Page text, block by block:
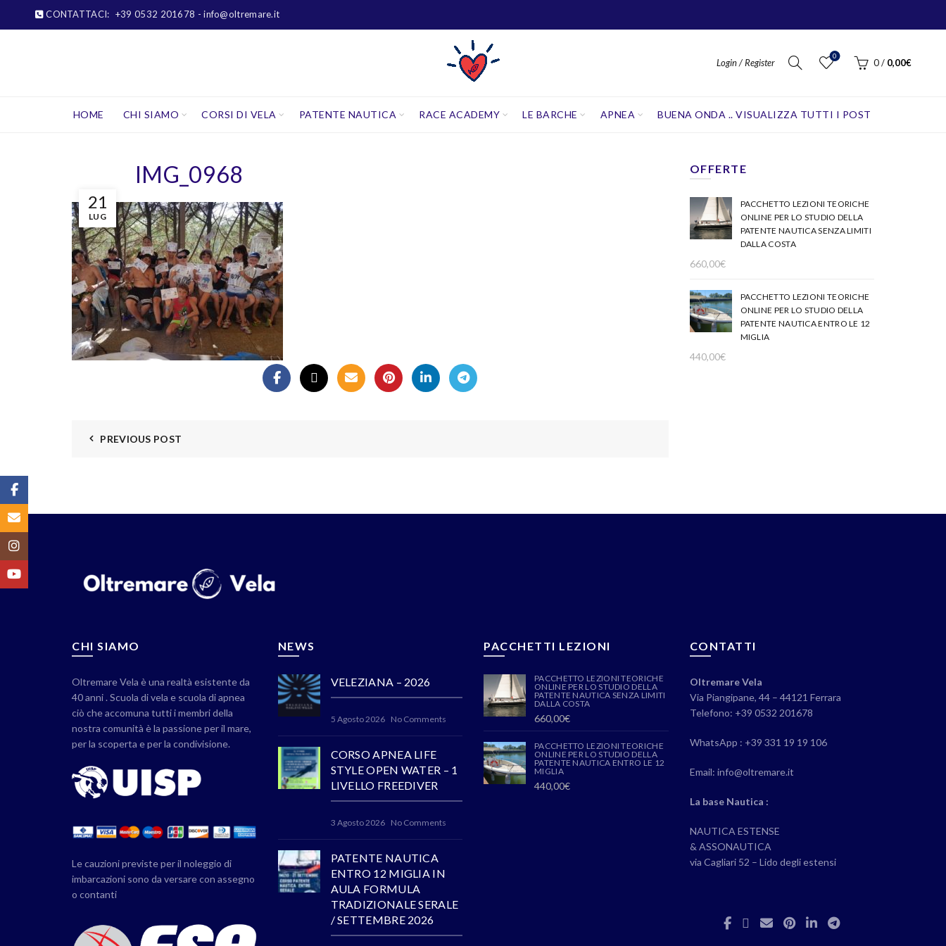
CONTATTACI: +39 0532 201678 - info@oltremare.it
Login / Register
0
0 / 0,00€
HOME CHI SIAMO CORSI DI VELA PATENTE NAUTICA RACE ACADEMY LE BARCHE APNEA BUENA ONDA .. VISUALIZZA TUTTI I POST
21
LUG
IMG_0968
PREVIOUS POST
OFFERTE
PACCHETTO LEZIONI TEORICHE
ONLINE PER LO STUDIO DELLA
PATENTE NAUTICA SENZA LIMITI
DALLA COSTA
660,00€
PACCHETTO LEZIONI TEORICHE
ONLINE PER LO STUDIO DELLA
PATENTE NAUTICA ENTRO LE 12
MIGLIA
440,00€
CHI SIAMO
Oltremare Vela è una realtà esistente da
40 anni . Scuola di vela e scuola di apnea
ciò che accomuna tutti i membri della
nostra comunità è la passione per il mare,
per la scoperta e per la condivisione.
Le cauzioni previste per il noleggio di
imbarcazioni sono da versare con assegno
o contanti
NEWS
VELEZIANA – 2026
5 Agosto 2026 No Comments
CORSO APNEA LIFE
STYLE OPEN WATER – 1
LIVELLO FREEDIVER
3 Agosto 2026 No Comments
PATENTE NAUTICA
ENTRO 12 MIGLIA IN
AULA FORMULA
TRADIZIONALE SERALE
/ SETTEMBRE 2026
PACCHETTI LEZIONI
PACCHETTO LEZIONI TEORICHE
ONLINE PER LO STUDIO DELLA
PATENTE NAUTICA SENZA LIMITI
DALLA COSTA
660,00€
PACCHETTO LEZIONI TEORICHE
ONLINE PER LO STUDIO DELLA
PATENTE NAUTICA ENTRO LE 12
MIGLIA
440,00€
CONTATTI
Oltremare Vela
Via Piangipane, 44 – 44121 Ferrara
Telefono: +39 0532 201678
WhatsApp : +39 331 19 19 106
Email: info@oltremare.it
La base Nautica :
NAUTICA ESTENSE
& ASSONAUTICA
via Cagliari 52 – Lido degli estensi
Email